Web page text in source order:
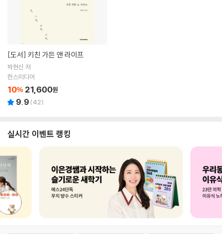
[도서] 키친 가든 앤 라이프
박현신 저
한스미디어
10% 21,600원
9.9 (42)
실시간 이벤트 랭킹